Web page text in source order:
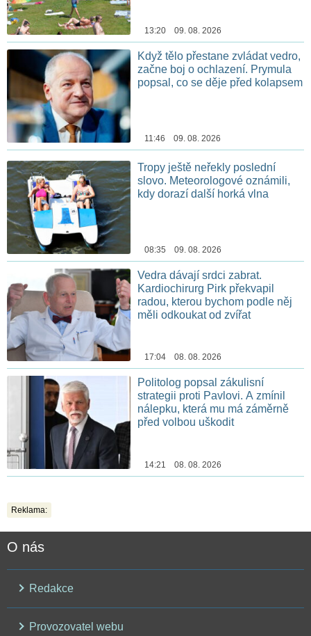
13:20 09. 08. 2026
Když tělo přestane zvládat vedro,
začne boj o ochlazení. Prymula
popsal, co se děje před kolapsem
11:46 09. 08. 2026
Tropy ještě neřekly poslední
slovo. Meteorologové oznámili,
kdy dorazí další horká vlna
08:35 09. 08. 2026
Vedra dávají srdci zabrat.
Kardiochirurg Pirk překvapil
radou, kterou bychom podle něj
měli odkoukat od zvířat
17:04 08. 08. 2026
Politolog popsal zákulisní
strategii proti Pavlovi. A zmínil
nálepku, která mu má záměrně
před volbou uškodit
14:21 08. 08. 2026
Reklama:
O nás
Redakce
Provozovatel webu